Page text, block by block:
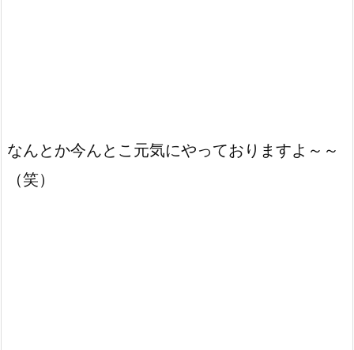
なんとか今んとこ元気にやっておりますよ～～
（笑）